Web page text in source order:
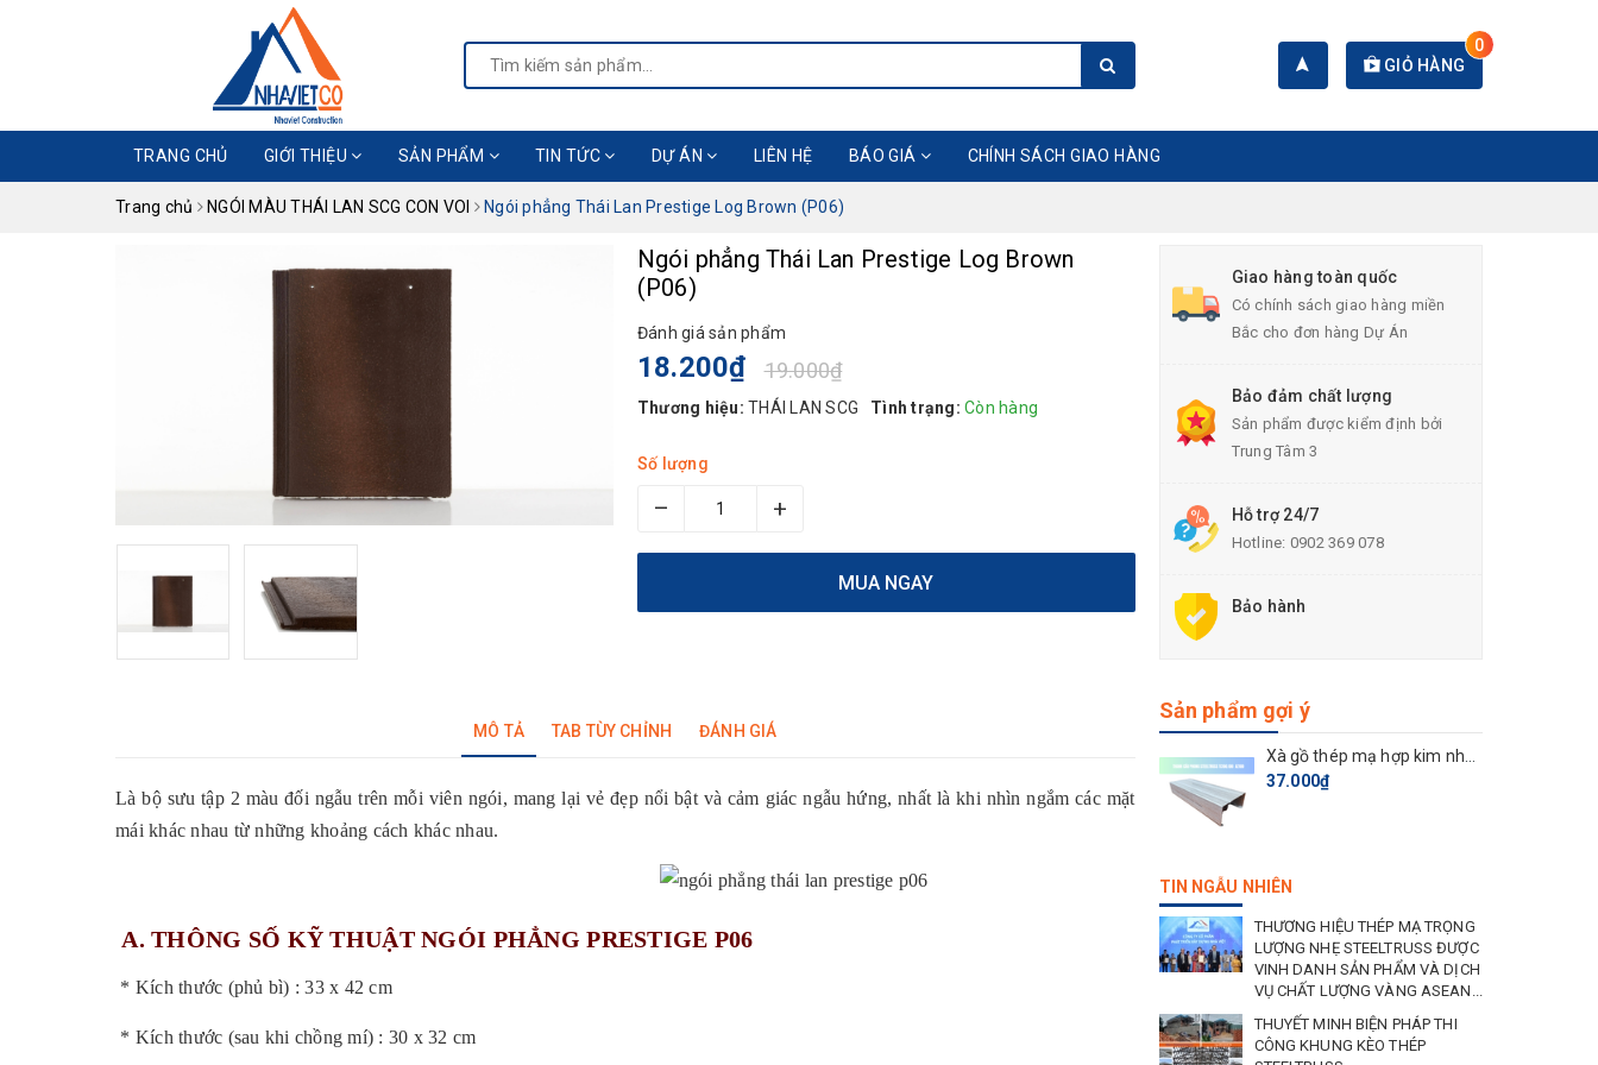
GIỎ HÀNG
0
TRANG CHỦ GIỚI THIỆU SẢN PHẨM TIN TỨC DỰ ÁN LIÊN HỆ BÁO GIÁ CHÍNH SÁCH GIAO HÀNG
Trang chủ NGÓI MÀU THÁI LAN SCG CON VOI Ngói phẳng Thái Lan Prestige Log Brown (P06)
Ngói phẳng Thái Lan Prestige Log Brown
(P06)
Đánh giá sản phẩm
18.200₫ 19.000₫
Thương hiệu: THÁI LAN SCG Tình trạng: Còn hàng
Số lượng
– +
MUA NGAY
MÔ TẢ TAB TÙY CHỈNH ĐÁNH GIÁ
Là bộ sưu tập 2 màu đối ngẫu trên mỗi viên ngói, mang lại vẻ đẹp nổi bật và cảm giác ngẫu hứng, nhất là khi nhìn ngắm các mặt
mái khác nhau từ những khoảng cách khác nhau.
A. THÔNG SỐ KỸ THUẬT NGÓI PHẲNG PRESTIGE P06
* Kích thước (phủ bì) : 33 x 42 cm
* Kích thước (sau khi chồng mí) : 30 x 32 cm
Giao hàng toàn quốc
Có chính sách giao hàng miền
Bắc cho đơn hàng Dự Án
Bảo đảm chất lượng
Sản phẩm được kiểm định bởi
Trung Tâm 3
Hỗ trợ 24/7
Hotline: 0902 369 078
Bảo hành
Sản phẩm gợi ý
37.000₫
TIN NGẪU NHIÊN
THƯƠNG HIỆU THÉP MẠ TRỌNG
LƯỢNG NHẸ STEELTRUSS ĐƯỢC
VINH DANH SẢN PHẨM VÀ DỊCH
VỤ CHẤT LƯỢNG VÀNG ASEAN...
THUYẾT MINH BIỆN PHÁP THI
CÔNG KHUNG KÈO THÉP